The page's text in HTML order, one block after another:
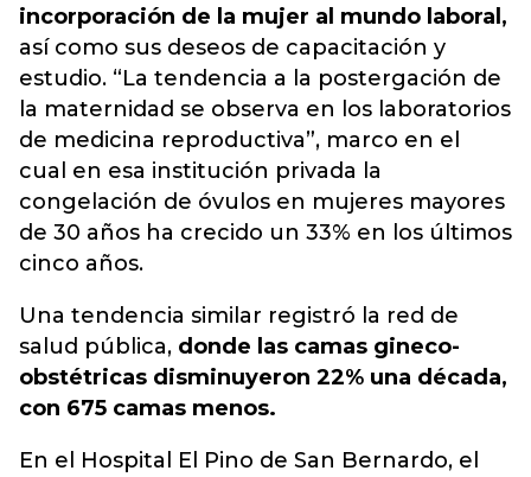
incorporación de la mujer al mundo laboral,
así como sus deseos de capacitación y
estudio. “La tendencia a la postergación de
la maternidad se observa en los laboratorios
de medicina reproductiva”, marco en el
cual en esa institución privada la
congelación de óvulos en mujeres mayores
de 30 años ha crecido un 33% en los últimos
cinco años.
Una tendencia similar registró la red de
salud pública, donde las camas gineco-
obstétricas disminuyeron 22% una década,
con 675 camas menos.
En el Hospital El Pino de San Bernardo, el